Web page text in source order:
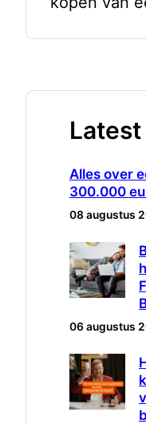
Alles over
300.000
08 augustus
06 augustus